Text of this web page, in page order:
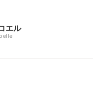
エル